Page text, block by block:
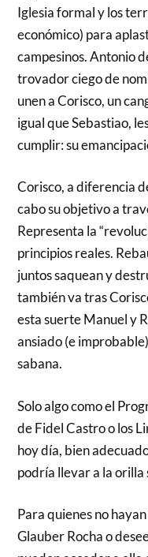
Iglesia formal y los
económico) para
campesinos. Antonio
trovador ciego de
unen a Corisco, un
igual que Sebastiao,
cumplir: su
Corisco, a diferencia
cabo su objetivo a
Representa la
principios reales.
juntos saquean y
también va tras
esta suerte Manuel y
ansiado (e
sabana.
Solo algo como el
de Fidel Castro o los
hoy día, bien
podría llevar a la orilla
Para quienes no
Glauber Rocha o